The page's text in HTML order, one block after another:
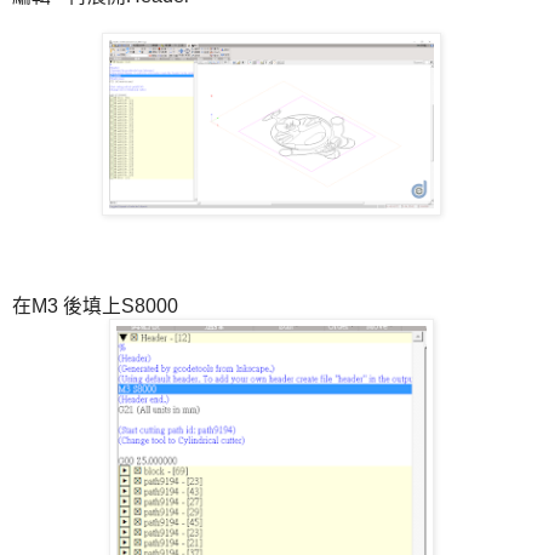
在M3 後填上S8000